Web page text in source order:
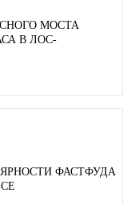
МОСТА
В ЛОС-
ФАСТФУДА